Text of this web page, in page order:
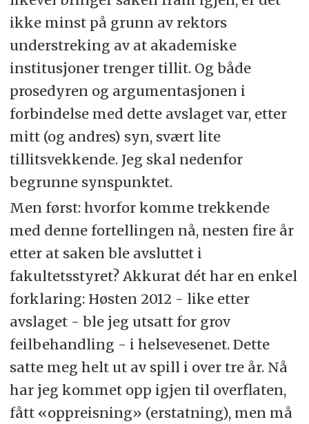
ikke minst på grunn av rektors
understreking av at akademiske
institusjoner trenger tillit. Og både
prosedyren og argumentasjonen i
forbindelse med dette avslaget var, etter
mitt (og andres) syn, svært lite
tillitsvekkende. Jeg skal nedenfor
begrunne synspunktet.
Men først: hvorfor komme trekkende
med denne fortellingen nå, nesten fire år
etter at saken ble avsluttet i
fakultetsstyret? Akkurat dét har en enkel
forklaring: Høsten 2012 - like etter
avslaget - ble jeg utsatt for grov
feilbehandling - i helsevesenet. Dette
satte meg helt ut av spill i over tre år. Nå
har jeg kommet opp igjen til overflaten,
fått «oppreisning» (erstatning), men må